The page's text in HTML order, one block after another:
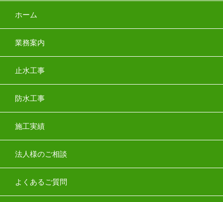
ホーム
業務案内
止水工事
防水工事
施工実績
法人様のご相談
よくあるご質問